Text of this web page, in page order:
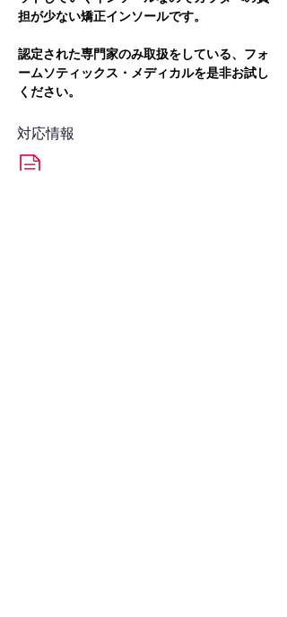
担が少ない矯正インソールです。
認定された専門家のみ取扱をしている、フォ
ームソティックス・メディカルを是非お試し
ください。
対応情報